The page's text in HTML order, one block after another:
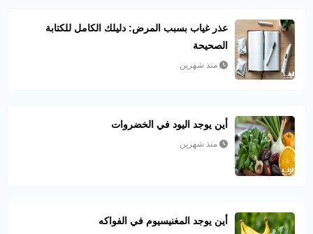
عذر غياب بسبب المرض: دليلك الكامل للكتابة
الصحيحة
منذ شهرين
أين يوجد اليود في الخضروات
منذ شهرين
أين يوجد المغنيسيوم في الفواكه